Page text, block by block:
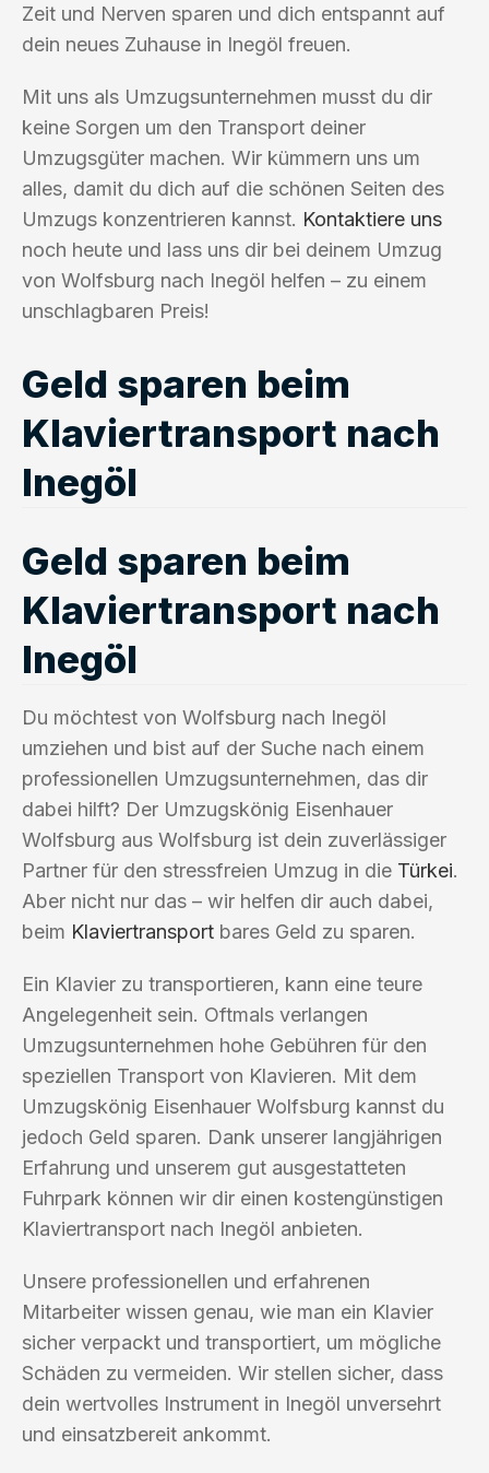
Zeit und Nerven sparen und dich entspannt auf
dein neues Zuhause in Inegöl freuen.
Mit uns als Umzugsunternehmen musst du dir
keine Sorgen um den Transport deiner
Umzugsgüter machen. Wir kümmern uns um
alles, damit du dich auf die schönen Seiten des
Umzugs konzentrieren kannst. Kontaktiere uns
noch heute und lass uns dir bei deinem Umzug
von Wolfsburg nach Inegöl helfen – zu einem
unschlagbaren Preis!
Geld sparen beim
Klaviertransport nach
Inegöl
Geld sparen beim
Klaviertransport nach
Inegöl
Du möchtest von Wolfsburg nach Inegöl
umziehen und bist auf der Suche nach einem
professionellen Umzugsunternehmen, das dir
dabei hilft? Der Umzugskönig Eisenhauer
Wolfsburg aus Wolfsburg ist dein zuverlässiger
Partner für den stressfreien Umzug in die Türkei.
Aber nicht nur das – wir helfen dir auch dabei,
beim Klaviertransport bares Geld zu sparen.
Ein Klavier zu transportieren, kann eine teure
Angelegenheit sein. Oftmals verlangen
Umzugsunternehmen hohe Gebühren für den
speziellen Transport von Klavieren. Mit dem
Umzugskönig Eisenhauer Wolfsburg kannst du
jedoch Geld sparen. Dank unserer langjährigen
Erfahrung und unserem gut ausgestatteten
Fuhrpark können wir dir einen kostengünstigen
Klaviertransport nach Inegöl anbieten.
Unsere professionellen und erfahrenen
Mitarbeiter wissen genau, wie man ein Klavier
sicher verpackt und transportiert, um mögliche
Schäden zu vermeiden. Wir stellen sicher, dass
dein wertvolles Instrument in Inegöl unversehrt
und einsatzbereit ankommt.